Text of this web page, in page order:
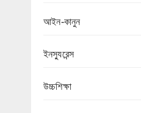
আইন-কানুন
ইনস্যুরেন্স
উচ্চশিক্ষা